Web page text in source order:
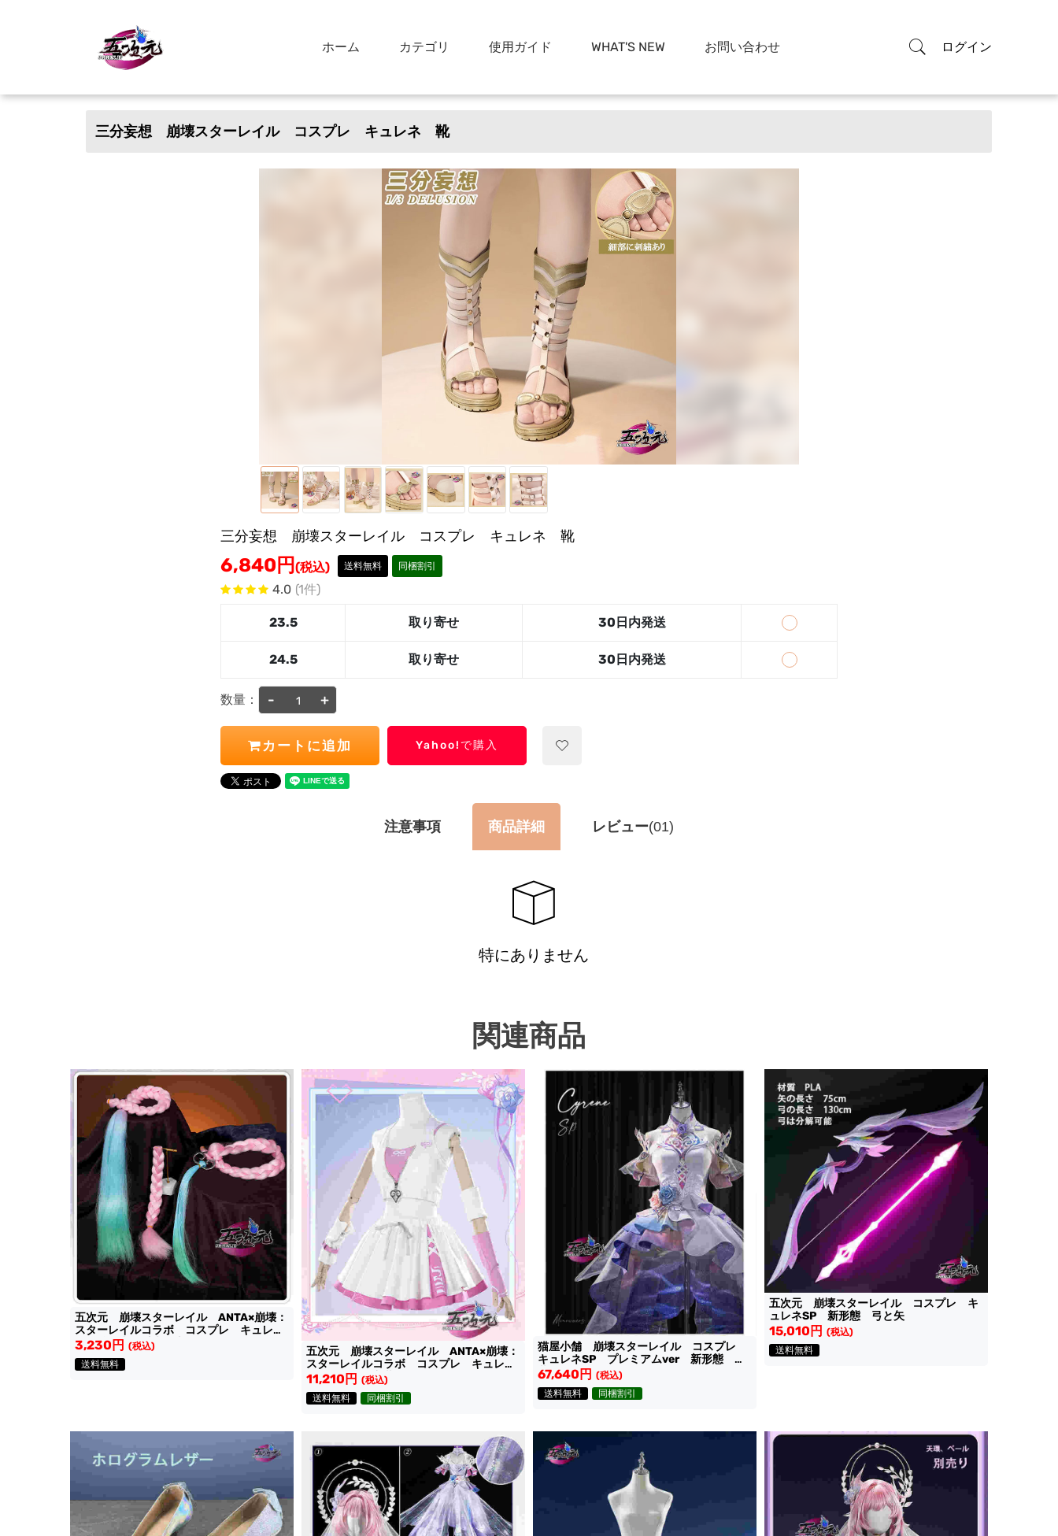
ホーム カテゴリ 使用ガイド WHAT'S NEW お問い合わせ ログイン
三分妄想 崩壊スターレイル コスプレ キュレネ 靴
三分妄想 崩壊スターレイル コスプレ キュレネ 靴
6,840 円 (税込) 送料無料 同梱割引
4.0 (1件)
23.5 取り寄せ 30日内発送
24.5 取り寄せ 30日内発送
数量： - +
カートに追加 Yahoo!で購入
注意事項 商品詳細 レビュー(01)
特にありません
関連商品
五次元 崩壊スターレイル ANTA×崩壊：
スターレイルコラボ コスプレ キュレ
ネ 編み込み毛束３本
3,230円 (税込)
送料無料
五次元 崩壊スターレイル ANTA×崩壊：
スターレイルコラボ コスプレ キュレ
ネ スタレ 衣装
11,210円 (税込)
送料無料
同梱割引
猫屋小舗 崩壊スターレイル コスプレ
キュレネSP プレミアムver 新形態 衣
装
67,640円 (税込)
送料無料
同梱割引
五次元 崩壊スターレイル コスプレ キ
ュレネSP 新形態 弓と矢
15,010円 (税込)
送料無料